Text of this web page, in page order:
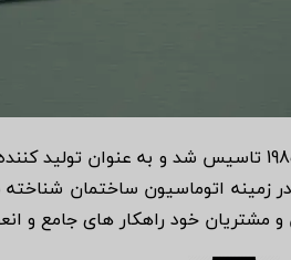
در شهر گوانگجوی چین در سال 1985 تاسیس شد و
مشتریان خود راهکار های جامع و